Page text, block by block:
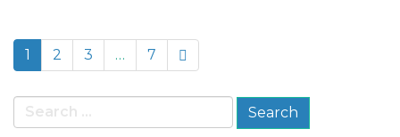
paging-
navigation
1 2 3 … 7
Search
for: